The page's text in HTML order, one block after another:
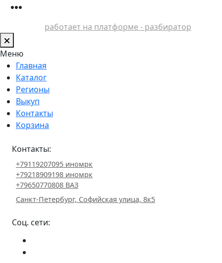
работает на платформе - разбиратор
Меню
Главная
Каталог
Регионы
Выкуп
Контакты
Корзина
Контакты:
+79119207095 иномрк
+79218909198 иномрк
+79650770808 ВАЗ
Санкт-Петербург, Софийская улица, 8к5
Соц. сети: